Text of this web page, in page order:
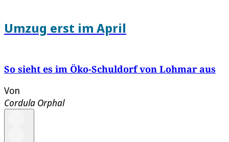
Umzug erst im April
So sieht es im Öko-Schuldorf von Lohmar aus
Von
Cordula Orphal